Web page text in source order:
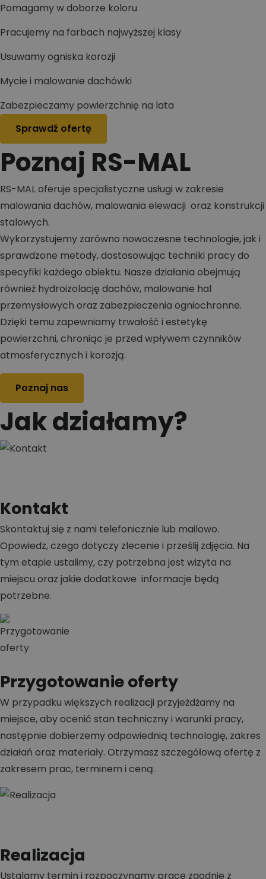
Pomagamy w doborze koloru
Pracujemy na farbach najwyższej klasy
Usuwamy ogniska korozji
Mycie i malowanie dachówki
Zabezpieczamy powierzchnię na lata
Sprawdź ofertę
Poznaj RS-MAL
RS-MAL oferuje specjalistyczne usługi w zakresie
malowania dachów, malowania elewacji oraz konstrukcji
stalowych.
Wykorzystujemy zarówno nowoczesne technologie, jak i
sprawdzone metody, dostosowując techniki pracy do
specyfiki każdego obiektu. Nasze działania obejmują
również hydroizolację dachów, malowanie hal
przemysłowych oraz zabezpieczenia ogniochronne.
Dzięki temu zapewniamy trwałość i estetykę
powierzchni, chroniąc je przed wpływem czynników
atmosferycznych i korozją.
Poznaj nas
Jak działamy?
Kontakt
Skontaktuj się z nami telefonicznie lub mailowo.
Opowiedz, czego dotyczy zlecenie i prześlij zdjęcia. Na
tym etapie ustalimy, czy potrzebna jest wizyta na
miejscu oraz jakie dodatkowe informacje będą
potrzebne.
Przygotowanie oferty
W przypadku większych realizacji przyjeżdżamy na
miejsce, aby ocenić stan techniczny i warunki pracy,
następnie dobierzemy odpowiednią technologię, zakres
działań oraz materiały. Otrzymasz szczegółową ofertę z
zakresem prac, terminem i ceną.
Realizacja
Ustalamy termin i rozpoczynamy prace zgodnie z